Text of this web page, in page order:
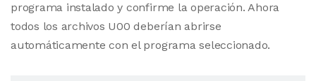
programa instalado y confirme la operación. Ahora
todos los archivos U00 deberían abrirse
automáticamente con el programa seleccionado.